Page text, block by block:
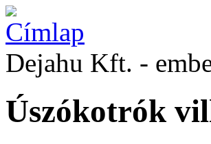
Dejahu Kft. -
Úszókotrók